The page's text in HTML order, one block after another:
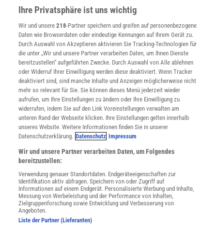
Presse
Verträge kündigen
Widerruf
INFO
Mediadaten
Datenschutz
Nutzungsbedingungen
Cookie-Einstellungen
Utiq verwalten
Nutzungsbasierte Onlinewerbung
Alle Artikel
Impressum
Angebote für Schulen
Angebote für Institutionen
Sprachen lernen mit Gymglish
Lexika
Für Spektrum schreiben
Zugänglichkeitserklärung
WEBSEITEN
Ihre Privatsphäre ist uns wichtig
Wir und unsere218-Partner speichern und greifen auf personenbezogene
Daten wie Browserdaten oder eindeutige Kennungen auf Ihrem Gerät zu.
Durch Auswahl von Akzeptieren aktivieren Sie Tracking-Technologien für
die unter „Wir und unsere Partner verarbeiten Daten, um Ihnen Dienste
bereitzustellen“ aufgeführten Zwecke. Durch Auswahl von Alle ablehnen
oder Widerruf Ihrer Einwilligung werden diese deaktiviert. Wenn Tracker
deaktiviert sind, sind manche Inhalte und Anzeigen möglicherweise nicht
mehr so relevant für Sie. Sie können dieses Menü jederzeit wieder
aufrufen, um Ihre Einstellungen zu ändern oder Ihre Einwilligung zu
widerrufen, indem Sie auf den Link Voreinstellungen verwalten am
unteren Rand der Webseite klicken. Ihre Einstellungen gelten innerhalb
unseres Website. Weitere Informationen finden Sie in unserer
Datenschutzerklärung. Datenschutz Impressum
Wir und unsere Partner verarbeiten Daten, um Folgendes
bereitzustellen:
Verwendung genauer Standortdaten. Endgeräteeigenschaften zur
Identifikation aktiv abfragen. Speichern von oder Zugriff auf
Informationen auf einem Endgerät. Personalisierte Werbung und Inhalte,
Messung von Werbeleistung und der Performance von Inhalten,
Zielgruppenforschung sowie Entwicklung und Verbesserung von
Angeboten.
Liste der Partner (Lieferanten)